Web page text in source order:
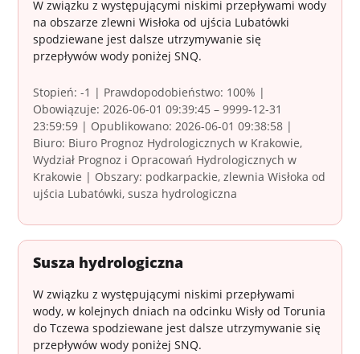
W związku z występującymi niskimi przepływami wody
na obszarze zlewni Wisłoka od ujścia Lubatówki
spodziewane jest dalsze utrzymywanie się
przepływów wody poniżej SNQ.
Stopień: -1 | Prawdopodobieństwo: 100% |
Obowiązuje: 2026-06-01 09:39:45 – 9999-12-31
23:59:59 | Opublikowano: 2026-06-01 09:38:58 |
Biuro: Biuro Prognoz Hydrologicznych w Krakowie,
Wydział Prognoz i Opracowań Hydrologicznych w
Krakowie | Obszary: podkarpackie, zlewnia Wisłoka od
ujścia Lubatówki, susza hydrologiczna
Susza hydrologiczna
W związku z występującymi niskimi przepływami
wody, w kolejnych dniach na odcinku Wisły od Torunia
do Tczewa spodziewane jest dalsze utrzymywanie się
przepływów wody poniżej SNQ.